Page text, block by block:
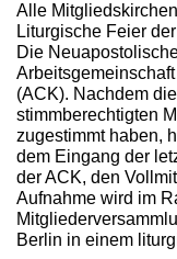
Alle
Liturgische Feier
Die
(ACK). Nachdem
stimmberechtigten
zugestimmt haben,
dem Eingang der
der ACK, den
Aufnahme wird im
Berlin in einem